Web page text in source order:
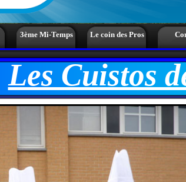
Les Cuistos
3ème Mi-Temps Le coin des Pros